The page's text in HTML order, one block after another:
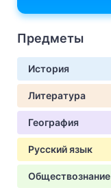
Предметы
История
Литература
География
Русский язык
Обществознание